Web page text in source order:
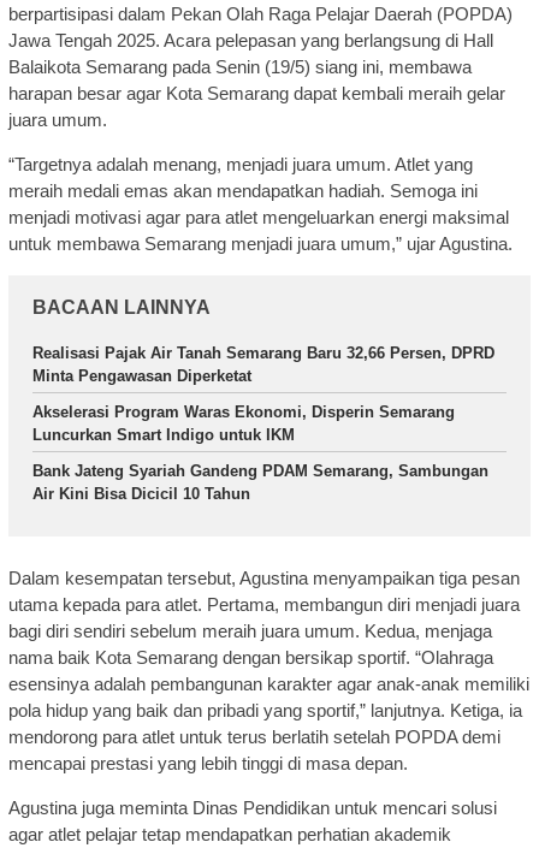
berpartisipasi dalam Pekan Olah Raga Pelajar Daerah (POPDA)
Jawa Tengah 2025. Acara pelepasan yang berlangsung di Hall
Balaikota Semarang pada Senin (19/5) siang ini, membawa
harapan besar agar Kota Semarang dapat kembali meraih gelar
juara umum.
“Targetnya adalah menang, menjadi juara umum. Atlet yang
meraih medali emas akan mendapatkan hadiah. Semoga ini
menjadi motivasi agar para atlet mengeluarkan energi maksimal
untuk membawa Semarang menjadi juara umum,” ujar Agustina.
BACAAN LAINNYA
Realisasi Pajak Air Tanah Semarang Baru 32,66 Persen, DPRD
Minta Pengawasan Diperketat
Akselerasi Program Waras Ekonomi, Disperin Semarang
Luncurkan Smart Indigo untuk IKM
Bank Jateng Syariah Gandeng PDAM Semarang, Sambungan
Air Kini Bisa Dicicil 10 Tahun
Dalam kesempatan tersebut, Agustina menyampaikan tiga pesan
utama kepada para atlet. Pertama, membangun diri menjadi juara
bagi diri sendiri sebelum meraih juara umum. Kedua, menjaga
nama baik Kota Semarang dengan bersikap sportif. “Olahraga
esensinya adalah pembangunan karakter agar anak-anak memiliki
pola hidup yang baik dan pribadi yang sportif,” lanjutnya. Ketiga, ia
mendorong para atlet untuk terus berlatih setelah POPDA demi
mencapai prestasi yang lebih tinggi di masa depan.
Agustina juga meminta Dinas Pendidikan untuk mencari solusi
agar atlet pelajar tetap mendapatkan perhatian akademik